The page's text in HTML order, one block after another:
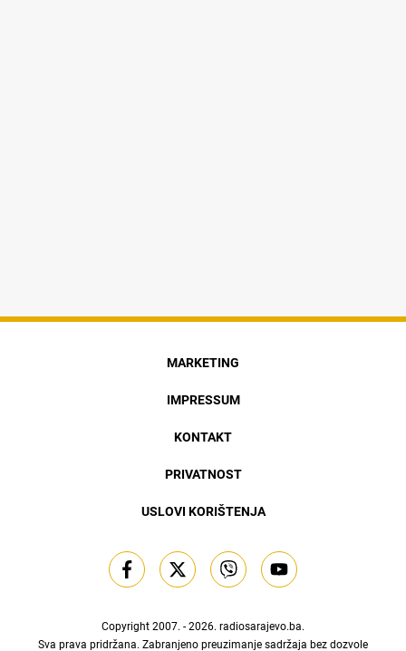
MARKETING
IMPRESSUM
KONTAKT
PRIVATNOST
USLOVI KORIŠTENJA
Copyright 2007. - 2026. radiosarajevo.ba.
Sva prava pridržana. Zabranjeno preuzimanje sadržaja bez dozvole